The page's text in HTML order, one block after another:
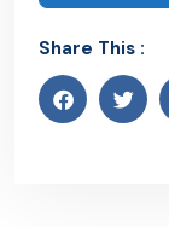
Share This :